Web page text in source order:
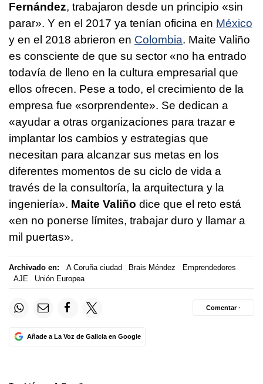
Fernández, trabajaron desde un principio «sin
parar». Y en el 2017 ya tenían oficina en México
y en el 2018 abrieron en Colombia. Maite Valiño
es consciente de que su sector «no ha entrado
todavía de lleno en la cultura empresarial que
ellos ofrecen. Pese a todo, el crecimiento de la
empresa fue «sorprendente». Se dedican a
«ayudar a otras organizaciones para trazar e
implantar los cambios y estrategias que
necesitan para alcanzar sus metas en los
diferentes momentos de su ciclo de vida a
través de la consultoría, la arquitectura y la
ingeniería». Maite Valiño dice que el reto está
«en no ponerse límites, trabajar duro y llamar a
mil puertas».
Archivado en: A Coruña ciudad Brais Méndez
Emprendedores
AJE
Unión Europea
Añade a La Voz de Galicia en Google
Comentar ·